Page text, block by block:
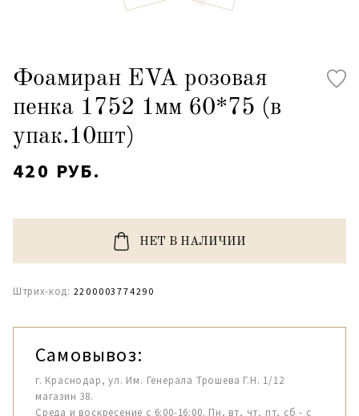
Фоамиран EVA розовая
пенка 1752 1мм 60*75 (в
упак.10шт)
420 РУБ.
НЕТ В НАЛИЧИИ
Штрих-код: 2200003774290
Самовывоз:
г. Краснодар, ул. Им. Генерала Трошева Г.Н. 1/12
магазин 38.
Среда и воскресение с 6:00-16:00. Пн, вт, чт, пт, сб - с